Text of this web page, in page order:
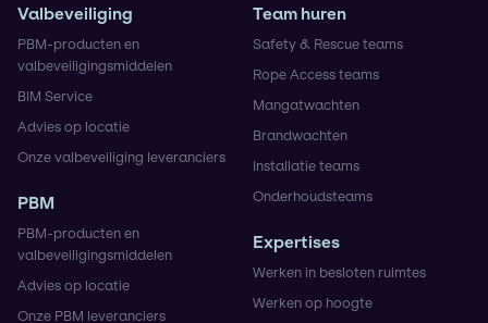
Valbeveiliging
PBM-producten en
valbeveiligingsmiddelen
BIM Service
Advies op locatie
Onze valbeveiliging leveranciers
PBM
PBM-producten en
valbeveiligingsmiddelen
Advies op locatie
Onze PBM leveranciers
Team huren
Safety & Rescue teams
Rope Access teams
Mangatwachten
Brandwachten
Installatie teams
Onderhoudsteams
Expertises
Werken in besloten ruimtes
Werken op hoogte